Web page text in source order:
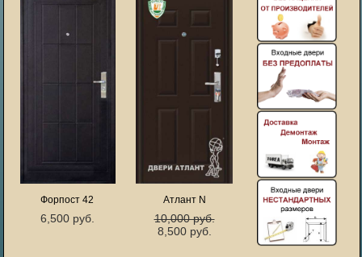
Форпост 42
6,500 руб.
Атлант N
10,000 руб.
8,500 руб.